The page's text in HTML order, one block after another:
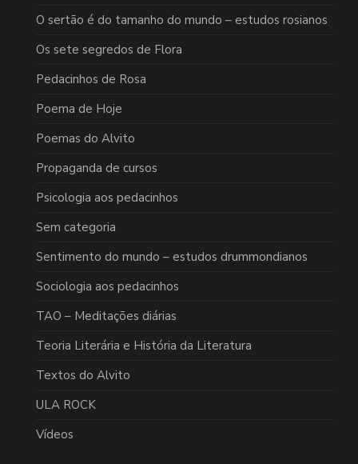
O sertão é do tamanho do mundo – estudos rosianos
Os sete segredos de Flora
Pedacinhos de Rosa
Poema de Hoje
Poemas do Alvito
Propaganda de cursos
Psicologia aos pedacinhos
Sem categoria
Sentimento do mundo – estudos drummondianos
Sociologia aos pedacinhos
TAO – Meditações diárias
Teoria Literária e História da Literatura
Textos do Alvito
ULA ROCK
Vídeos